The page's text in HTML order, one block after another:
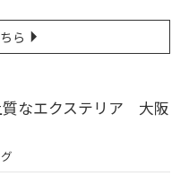
ら
質なエクステリア 大阪